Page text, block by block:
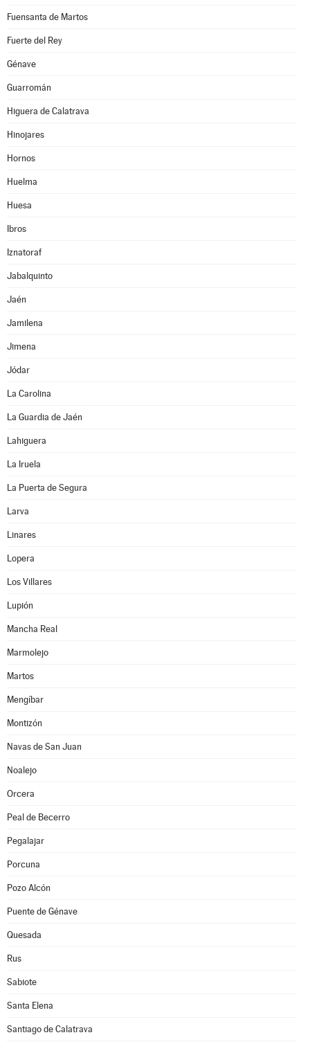
Fuensanta de Martos
Fuerte del Rey
Génave
Guarromán
Higuera de Calatrava
Hinojares
Hornos
Huelma
Huesa
Ibros
Iznatoraf
Jabalquinto
Jaén
Jamilena
Jimena
Jódar
La Carolina
La Guardia de Jaén
Lahiguera
La Iruela
La Puerta de Segura
Larva
Linares
Lopera
Los Villares
Lupión
Mancha Real
Marmolejo
Martos
Mengíbar
Montizón
Navas de San Juan
Noalejo
Orcera
Peal de Becerro
Pegalajar
Porcuna
Pozo Alcón
Puente de Génave
Quesada
Rus
Sabiote
Santa Elena
Santiago de Calatrava